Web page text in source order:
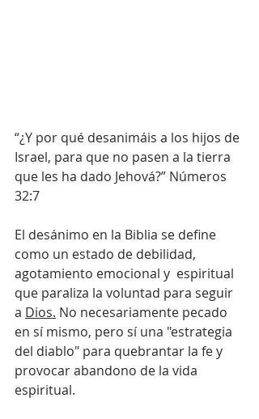
“¿Y por qué desanimáis a los hijos de
Israel, para que no pasen a la tierra
que les ha dado Jehová?” Números
32:7
El desánimo en la Biblia se define
como un estado de debilidad,
agotamiento emocional y  espiritual
que paraliza la voluntad para seguir
a Dios. No necesariamente pecado
en sí mismo, pero sí una "estrategia
del diablo" para quebrantar la fe y
provocar abandono de la vida
espiritual.